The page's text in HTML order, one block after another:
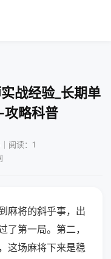
战经验_长期单
攻略科普
阅读：1
麻将的斜乎事，出
了第一局。第二，
这场麻将下来是稳